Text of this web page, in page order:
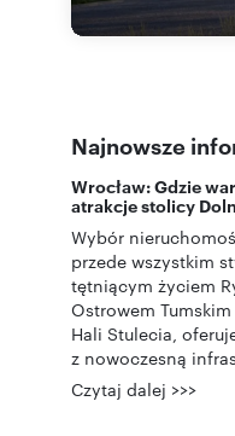
Najnowsze
Wrocław: Gdzie
atrakcje stolicy
Wybór
przede wszystkim
tętniącym życiem
Ostrowem
Hali Stulecia,
z nowoczesną
Czytaj dalej >>>